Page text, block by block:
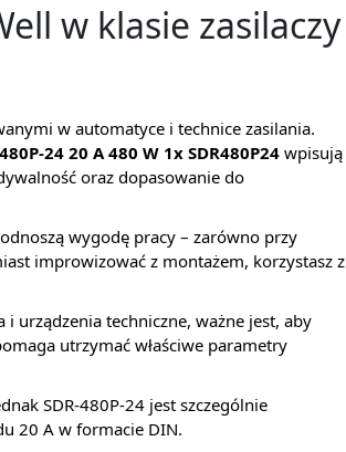
w klasie zasilaczy
w automatyce i technice zasilania.
24 20 A 480 W 1x SDR480P24 wpisują
oraz dopasowanie do
wygodę pracy – zarówno przy
improwizować z montażem, korzystasz z
urządzenia techniczne, ważne jest, aby
utrzymać właściwe parametry
SDR-480P-24 jest szczególnie
20 A w formacie DIN.